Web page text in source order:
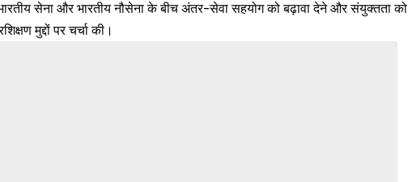
सेना और भारतीय नौसेना के बीच अंतर-सेवा सहयोग को बढ़ावा देने और संयुक्तता को
मुद्दों पर चर्चा की।